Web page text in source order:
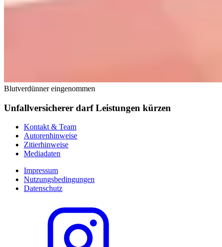
Blutverdünner eingenommen
Unfallversicherer darf Leistungen kürzen
Kontakt & Team
Autorenhinweise
Zitierhinweise
Mediadaten
Impressum
Nutzungsbedingungen
Datenschutz